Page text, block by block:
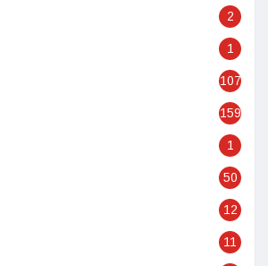
2
1
107
159
1
50
12
11